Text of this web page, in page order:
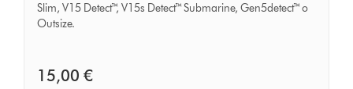
Slim, V15 Detect™, V15s Detect™ Submarine, Gen5detect™ o
Outsize.
15,00 €